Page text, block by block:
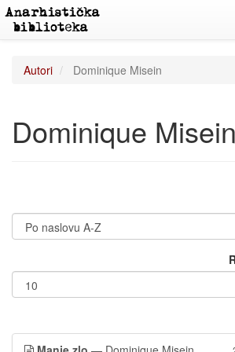
Autori Dominique Misein
Dominique Misein